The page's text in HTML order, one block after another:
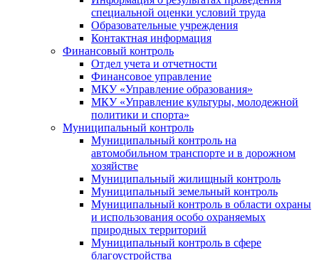
специальной оценки условий труда
Образовательные учреждения
Контактная информация
Финансовый контроль
Отдел учета и отчетности
Финансовое управление
МКУ «Управление образования»
МКУ «Управление культуры, молодежной
политики и спорта»
Муниципальный контроль
Муниципальный контроль на
автомобильном транспорте и в дорожном
хозяйстве
Муниципальный жилищный контроль
Муниципальный земельный контроль
Муниципальный контроль в области охраны
и использования особо охраняемых
природных территорий
Муниципальный контроль в сфере
благоустройства